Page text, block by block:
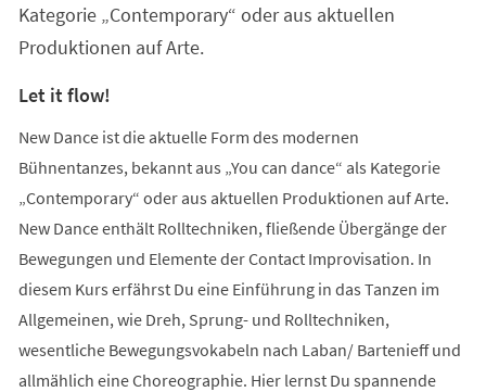
Kategorie „Contemporary“ oder aus aktuellen
Produktionen auf Arte.
Let it flow!
New Dance ist die aktuelle Form des modernen
Bühnentanzes, bekannt aus „You can dance“ als Kategorie
„Contemporary“ oder aus aktuellen Produktionen auf Arte.
New Dance enthält Rolltechniken, fließende Übergänge der
Bewegungen und Elemente der Contact Improvisation. In
diesem Kurs erfährst Du eine Einführung in das Tanzen im
Allgemeinen, wie Dreh, Sprung- und Rolltechniken,
wesentliche Bewegungsvokabeln nach Laban/ Bartenieff und
allmählich eine Choreographie. Hier lernst Du spannende